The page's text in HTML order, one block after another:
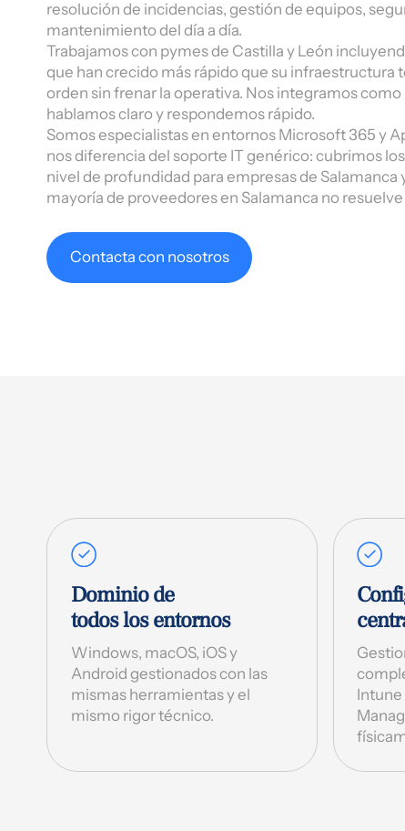
resolución de incidencias, gestión de equipos,
mantenimiento del día a día.
Trabajamos con pymes de Castilla y León
que han crecido más rápido que su infraestructura
orden sin frenar la operativa. Nos integramos
hablamos claro y respondemos rápido.
Somos especialistas en entornos Microsoft 365 y
nos diferencia del soporte IT genérico: cubrimos
nivel de profundidad para empresas de Salamanca
mayoría de proveedores en Salamanca no resuelve
Contacta con nosotros
Dominio de
todos los entornos
Windows, macOS, iOS y
Android gestionados con las
mismas herramientas y el
mismo rigor técnico.
Intune